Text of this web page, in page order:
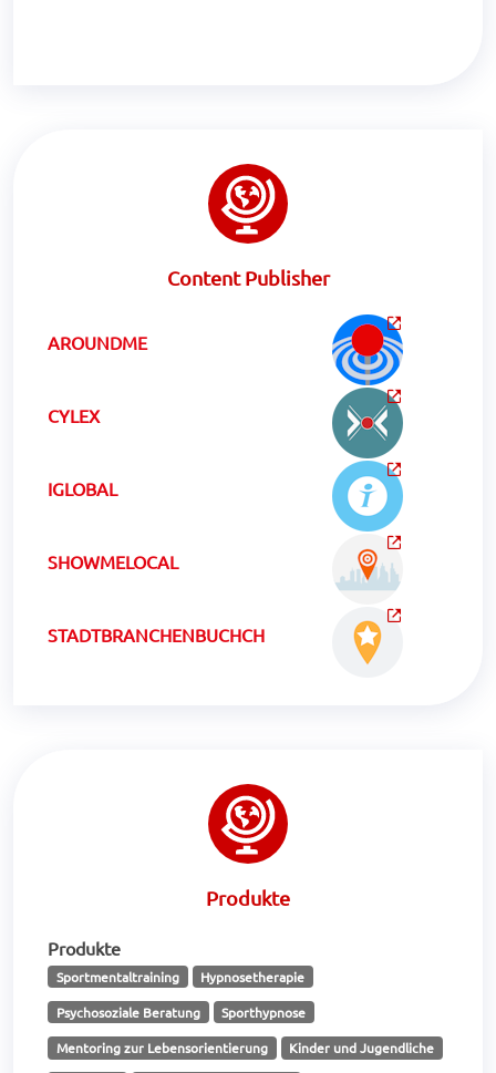
Content Publisher
AROUNDME
CYLEX
IGLOBAL
SHOWMELOCAL
STADTBRANCHENBUCHCH
Produkte
Produkte
Sportmentaltraining Hypnosetherapie
Psychosoziale Beratung Sporthypnose
Mentoring zur Lebensorientierung Kinder und Jugendliche